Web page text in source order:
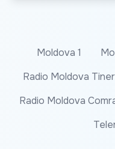
Moldova 1
Radio Moldova
Radio Moldova